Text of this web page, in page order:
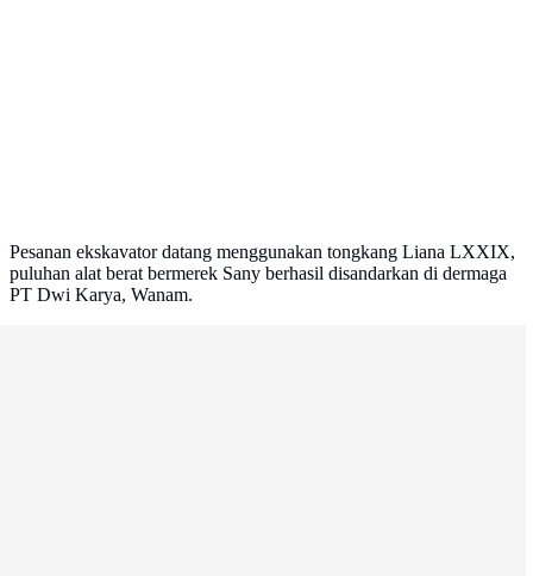
Pesanan ekskavator datang menggunakan tongkang Liana LXXIX,
puluhan alat berat bermerek Sany berhasil disandarkan di dermaga
PT Dwi Karya, Wanam.